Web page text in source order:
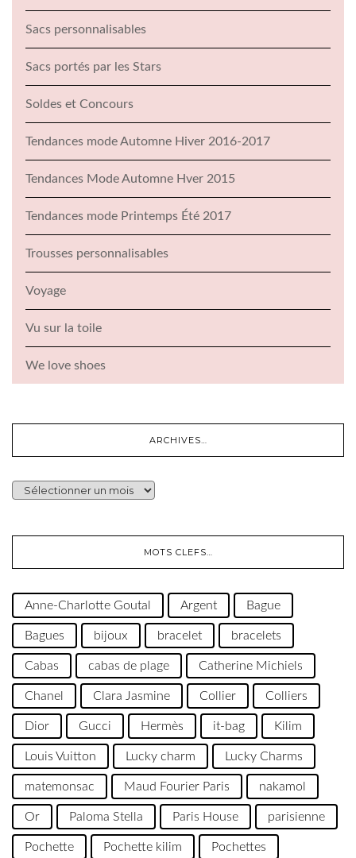
Sacs personnalisables
Sacs portés par les Stars
Soldes et Concours
Tendances mode Automne Hiver 2016-2017
Tendances Mode Automne Hver 2015
Tendances mode Printemps Été 2017
Trousses personnalisables
Voyage
Vu sur la toile
We love shoes
ARCHIVES…
ARCHIVES…
MOTS CLEFS…
Anne-Charlotte Goutal Argent Bague
Bagues bijoux bracelet bracelets
Cabas cabas de plage Catherine Michiels
Chanel Clara Jasmine Collier Colliers
Dior Gucci Hermès it-bag Kilim
Louis Vuitton Lucky charm Lucky Charms
matemonsac Maud Fourier Paris nakamol
Or Paloma Stella Paris House parisienne
Pochette Pochette kilim Pochettes